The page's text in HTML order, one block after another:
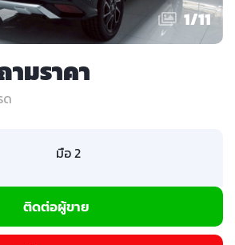
1/11
มราคา
ด
มือ 2
ติดต่อผู้ขาย